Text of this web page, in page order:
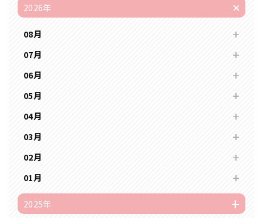
2026年
08月
07月
06月
05月
04月
03月
02月
01月
2025年